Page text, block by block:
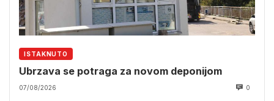
ISTAKNUTO
Ubrzava se potraga za novom deponijom
07/08/2026 0